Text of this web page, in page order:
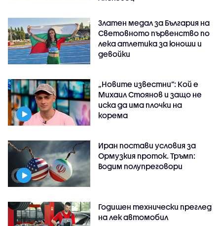
Златен медал за България на
Световното първенство по
лека атлетика за юноши и
девойки
„Новите известни”: Кой е
Михаил Стоянов и защо не
иска да има плочки на
корема
Иран постави условия за
Ормузкия проток. Тръмп:
Водим полупреговори
Годишен технически преглед
на лек автомобил